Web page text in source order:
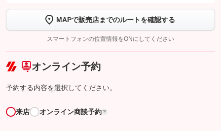
トーク画面で
ボタンをタップして問い合わせを
完了してください。
こちら
MAPで販売店までのルートを確認する
スマートフォンの位置情報をONにしてください
オンライン予約
予約する内容を選択してください。
来店 オンライン商談予約 ?